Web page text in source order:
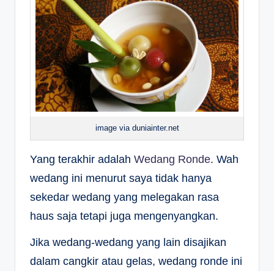
image via duniainter.net
Yang terakhir adalah Wedang Ronde. Wah
wedang ini menurut saya tidak hanya
sekedar wedang yang melegakan rasa
haus saja tetapi juga mengenyangkan.
Jika wedang-wedang yang lain disajikan
dalam cangkir atau gelas, wedang ronde ini